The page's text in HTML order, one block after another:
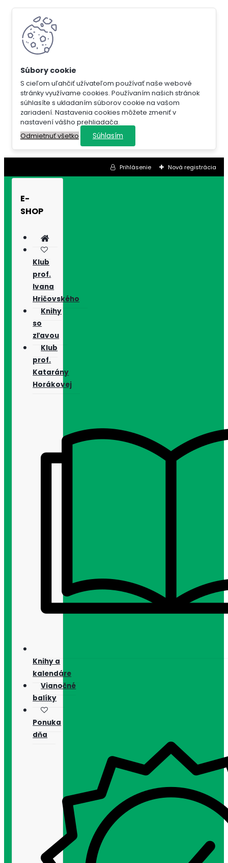
S cieľom uľahčiť užívateľom používať naše webové
stránky využívame cookies. Používaním našich stránok
súhlasíte s ukladaním súborov cookie na vašom
zariadení. Nastavenia cookies môžete zmeniť v
nastavení vášho prehliadača.
Odmietnuť všetko
Súhlasím
Prihlásenie Nová registrácia
E-
SHOP
Klub
prof.
Ivana
Hričovského
Knihy
so
zľavou
Klub
prof.
Katarány
Horákovej
Knihy a
kalendáre
Vianočné
balíky
Ponuka
dňa